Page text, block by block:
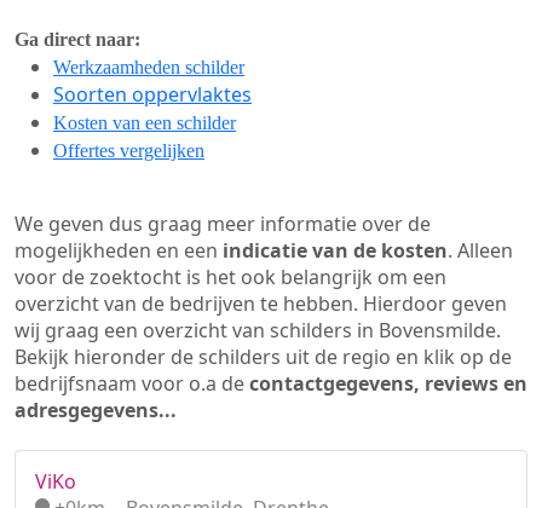
Ga direct naar:
Werkzaamheden schilder
Soorten oppervlaktes
Kosten van een schilder
Offertes vergelijken
We geven dus graag meer informatie over de
mogelijkheden en een indicatie van de kosten. Alleen
voor de zoektocht is het ook belangrijk om een
overzicht van de bedrijven te hebben. Hierdoor geven
wij graag een overzicht van schilders in Bovensmilde.
Bekijk hieronder de schilders uit de regio en klik op de
bedrijfsnaam voor o.a decontactgegevens, reviews en
adresgegevens...
ViKo